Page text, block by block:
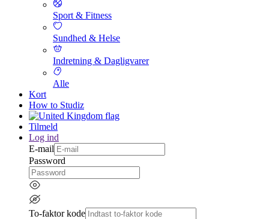
Sport & Fitness
Sundhed & Helse
Indretning & Dagligvarer
Alle
Kort
How to Studiz
Tilmeld
Log ind
E-mail
Password
To-faktor kode